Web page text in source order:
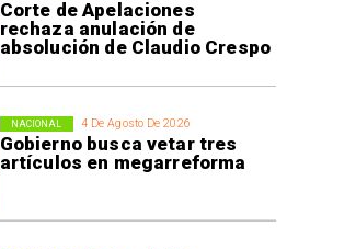
Corte de Apelaciones
rechaza anulación de
absolución de Claudio Crespo
4 De Agosto De 2026
Gobierno busca vetar tres
artículos en megarreforma
NACIONAL